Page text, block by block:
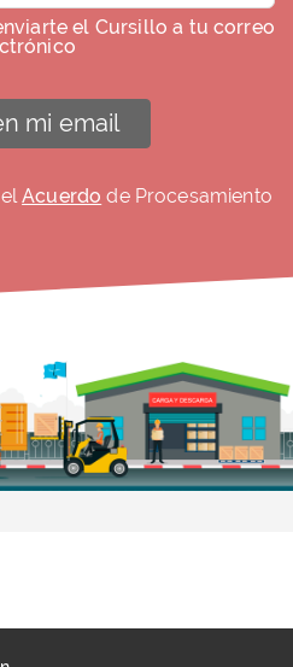
el Cursillo a tu correo
mi email
elAcuerdo de Procesamiento